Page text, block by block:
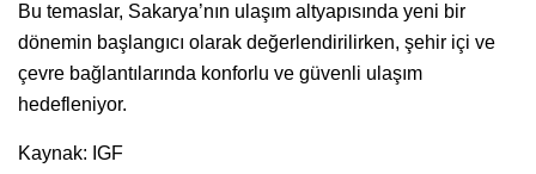
Bu temaslar, Sakarya’nın ulaşım altyapısında yeni bir
dönemin başlangıcı olarak değerlendirilirken, şehir içi ve
çevre bağlantılarında konforlu ve güvenli ulaşım
hedefleniyor.
Kaynak: IGF